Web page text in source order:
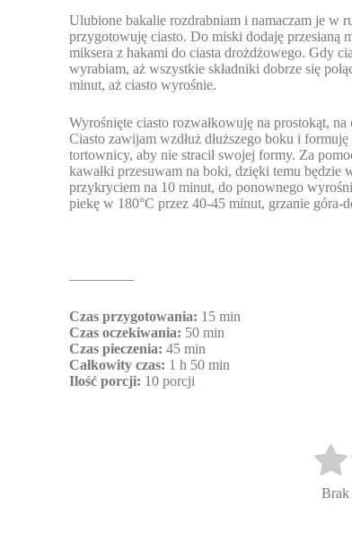
Ulubione bakalie rozdrabniam i namaczam je w
przygotowuję ciasto. Do miski dodaję przesianą
miksera z hakami do ciasta drożdżowego. Gdy
wyrabiam, aż wszystkie składniki dobrze się
minut, aż ciasto wyrośnie.
Wyrośnięte ciasto rozwałkowuję na prostokąt,
Ciasto zawijam wzdłuż dłuższego boku i
tortownicy, aby nie stracił swojej formy. Za
kawałki przesuwam na boki, dzięki temu będzie
przykryciem na 10 minut, do ponownego
piekę w 180°C przez 40-45 minut, grzanie góra-
————–
Czas przygotowania: 15 min
Czas oczekiwania: 50 min
Czas pieczenia: 45 min
Całkowity czas: 1 h 50 min
Ilość porcji: 10 porcji
Brak